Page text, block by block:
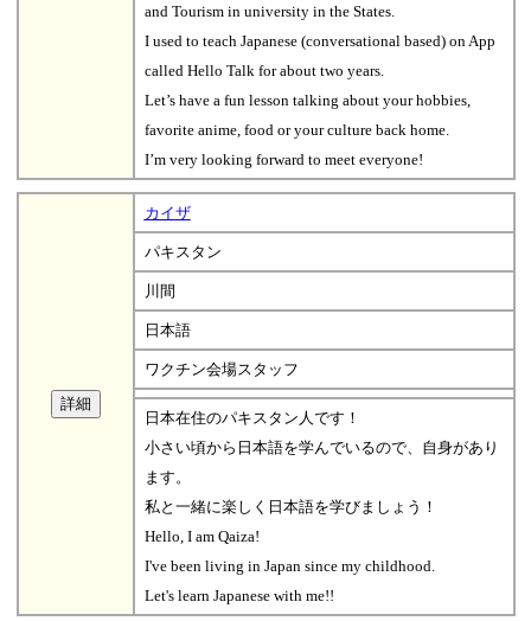
and Tourism in university in the States.
I used to teach Japanese (conversational based) on App
called Hello Talk for about two years.
Let’s have a fun lesson talking about your hobbies,
favorite anime, food or your culture back home.
I’m very looking forward to meet everyone!
カイザ
パキスタン
川間
日本語
ワクチン会場スタッフ
日本在住のパキスタン人です！
小さい頃から日本語を学んでいるので、自身があり
ます。
私と一緒に楽しく日本語を学びましょう！
Hello, I am Qaiza!
I've been living in Japan since my childhood.
Let's learn Japanese with me!!